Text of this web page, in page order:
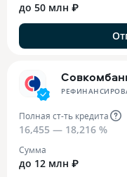
до 50 млн ₽
Полная ст-ть кредита
16,455 — 18,216 %
Сумма
до 12 млн ₽